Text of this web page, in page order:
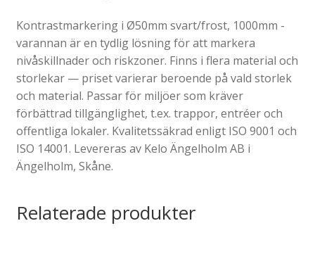
Kontrastmarkering i Ø50mm svart/frost, 1000mm -
varannan är en tydlig lösning för att markera
nivåskillnader och riskzoner. Finns i flera material och
storlekar — priset varierar beroende på vald storlek
och material. Passar för miljöer som kräver
förbättrad tillgänglighet, t.ex. trappor, entréer och
offentliga lokaler. Kvalitetssäkrad enligt ISO 9001 och
ISO 14001. Levereras av Kelo Ängelholm AB i
Ängelholm, Skåne.
Relaterade produkter